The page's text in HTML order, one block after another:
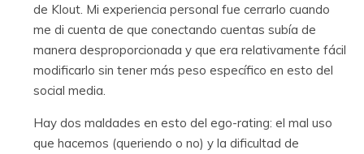
de Klout. Mi experiencia personal fue cerrarlo cuando
me di cuenta de que conectando cuentas subía de
manera desproporcionada y que era relativamente fácil
modificarlo sin tener más peso específico en esto del
social media.
Hay dos maldades en esto del ego-rating: el mal uso
que hacemos (queriendo o no) y la dificultad de